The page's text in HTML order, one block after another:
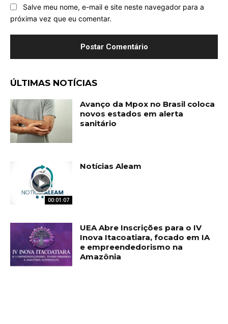
Salve meu nome, e-mail e site neste navegador para a
próxima vez que eu comentar.
ÚLTIMAS NOTÍCIAS
Avanço da Mpox no Brasil coloca
novos estados em alerta
sanitário
00:01:07
Notícias Aleam
UEA Abre Inscrições para o IV
Inova Itacoatiara, focado em IA
e empreendedorismo na
Amazônia